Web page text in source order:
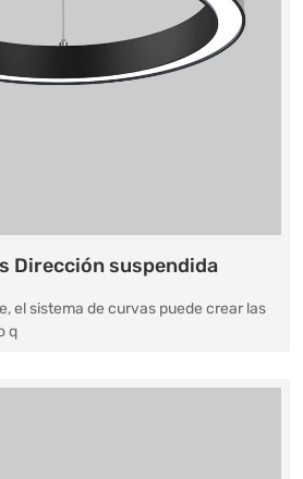
Dirección suspendida
el sistema de curvas puede crear las
q